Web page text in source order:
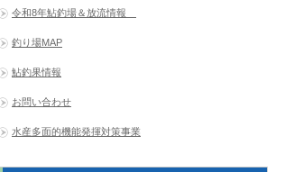
令和8年鮎釣場＆放流情報
釣り場MAP
鮎釣果情報
お問い合わせ
水産多面的機能発揮対策事業